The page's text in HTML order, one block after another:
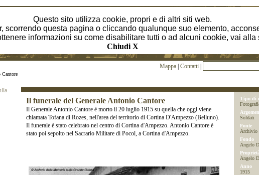
Questo sito utilizza cookie, propri e di altri siti web.
scorrendo questa pagina o cliccando qualunque suo elemento,
informazioni su come disabilitare tutti o ad alcuni cookie, vai alla
Chiudi X
Mappa Contatti
Cantore
Il funerale del Generale Antonio Cantore
Il Generale Antonio Cantore è morto il 20 luglio 1915 su quella che oggi viene
chiamata Tofana di Rozes, nell'area del territorio di Cortina D'Ampezzo (Belluno).
Il funerale è stato celebrato nel centro di Cortina d'Ampezzo. Antonio Cantore è
stato poi sepolto nel Sacrario Militare di Pocol, a Cortina d'Ampezzo.
Tipo di
Soldati
Fonte
Archivio
Fondo
Angelo
Proprietà
Angelo
Anno
1915